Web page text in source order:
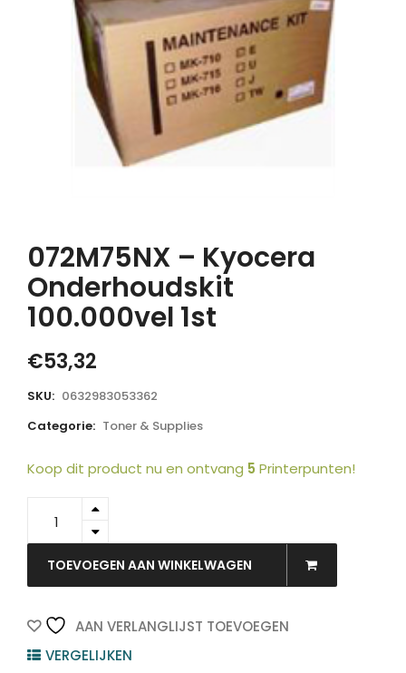
072M75NX – Kyocera
Onderhoudskit
100.000vel 1st
€53,32
SKU: 0632983053362
Categorie: Toner & Supplies
Koop dit product nu en ontvang 5 Printerpunten!
072M75NX
Kyocera
Onderhoudskit
100.000vel
quantity
TOEVOEGEN AAN WINKELWAGEN
AAN VERLANGLIJST TOEVOEGEN
VERGELIJKEN